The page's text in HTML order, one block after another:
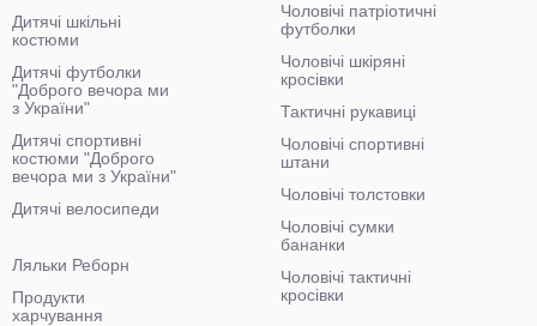
Дитячі шкільні
костюми
Дитячі футболки
"Доброго вечора ми
з України"
Дитячі спортивні
костюми "Доброго
вечора ми з України"
Дитячі велосипеди
Чоловічі патріотичні
футболки
Чоловічі шкіряні
кросівки
Тактичні рукавиці
Чоловічі спортивні
штани
Чоловічі толстовки
Чоловічі сумки
бананки
Чоловічі тактичні
кросівки
Ляльки Реборн
Продукти
харчування